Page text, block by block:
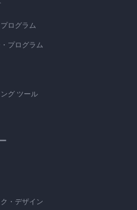
ログラム
プログラム
グ ツール
・デザイン